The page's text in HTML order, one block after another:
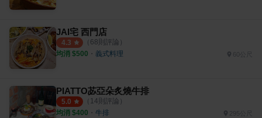
JAI宅 西門店
4.3 （ 68則評論）
均消 $500 ・ 義式料理
PIATTO苾亞朵炙燒牛排
5.0 （ 14則評論）
均消 $400 ・ 牛排 295公尺